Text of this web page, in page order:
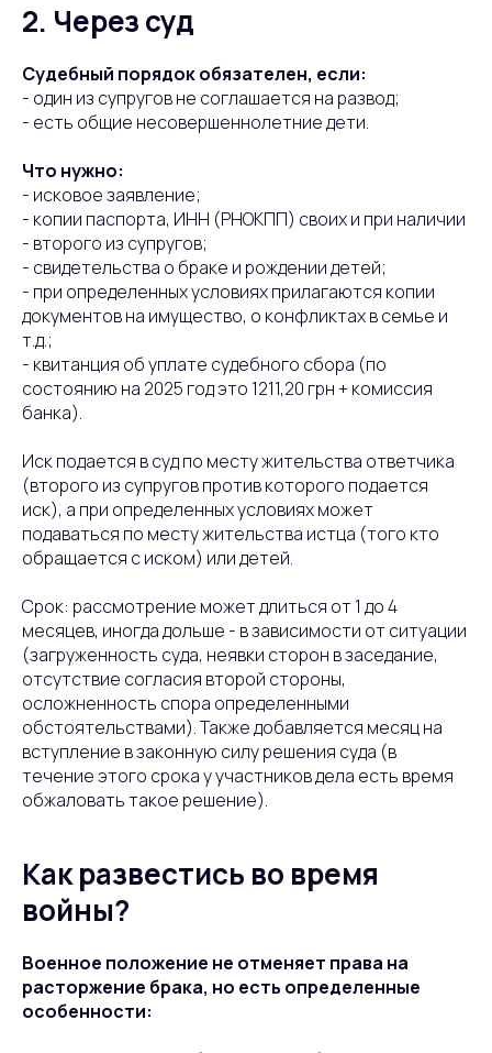
2. Через суд
Судебный порядок обязателен, если:
- один из супругов не соглашается на развод;
- есть общие несовершеннолетние дети.
Что нужно:
- исковое заявление;
- копии паспорта, ИНН (РНОКПП) своих и при наличии
- второго из супругов;
- свидетельства о браке и рождении детей;
- при определенных условиях прилагаются копии
документов на имущество, о конфликтах в семье и
т.д.;
- квитанция об уплате судебного сбора (по
состоянию на 2025 год это 1211,20 грн + комиссия
банка).
Иск подается в суд по месту жительства ответчика
(второго из супругов против которого подается
иск), а при определенных условиях может
подаваться по месту жительства истца (того кто
обращается с иском) или детей.
Срок: рассмотрение может длиться от 1 до 4
месяцев, иногда дольше - в зависимости от ситуации
(загруженность суда, неявки сторон в заседание,
отсутствие согласия второй стороны,
осложненность спора определенными
обстоятельствами). Также добавляется месяц на
вступление в законную силу решения суда (в
течение этого срока у участников дела есть время
обжаловать такое решение).
Как развестись во время
войны?
Военное положение не отменяет права на
расторжение брака, но есть определенные
особенности: